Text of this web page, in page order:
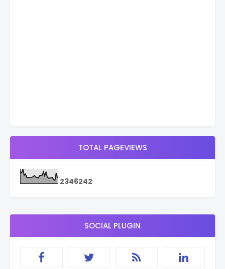
TOTAL PAGEVIEWS
2346242
SOCIAL PLUGIN